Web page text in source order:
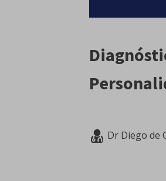
Dr Diego de